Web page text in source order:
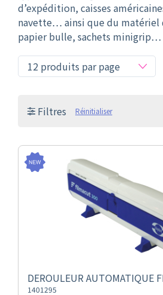
d’expédition, caisses
navette… ainsi que du matériel
papier bulle, sachets minigrip…
Filtres Réinitialiser
DEROULEUR AUTOMATIQUE
1401295